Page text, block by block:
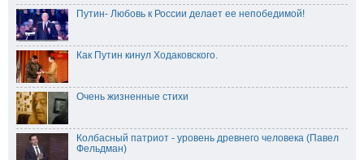
Путин- Любовь к России делает ее непобедимой!
Как Путин кинул Ходаковского.
Очень жизненные стихи
Колбасный патриот - уровень древнего человека (Павел
Фельдман)